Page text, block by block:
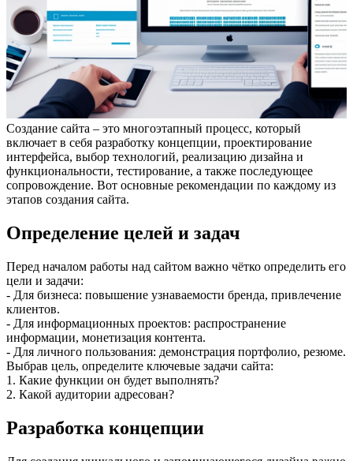
Создание сайта – это многоэтапный процесс, который
включает в себя разработку концепции, проектирование
интерфейса, выбор технологий, реализацию дизайна и
функциональности, тестирование, а также последующее
сопровождение. Вот основные рекомендации по каждому из
этапов создания сайта.
Определение целей и задач
Перед началом работы над сайтом важно чётко определить его
цели и задачи:
- Для бизнеса: повышение узнаваемости бренда, привлечение
клиентов.
- Для информационных проектов: распространение
информации, монетизация контента.
- Для личного пользования: демонстрация портфолио, резюме.
Выбрав цель, определите ключевые задачи сайта:
1. Какие функции он будет выполнять?
2. Какой аудитории адресован?
Разработка концепции